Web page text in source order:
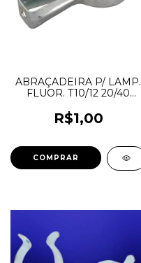
ABRAÇADEIRA P/ LAMP.
FLUOR. T10/12 20/40
R$1,00